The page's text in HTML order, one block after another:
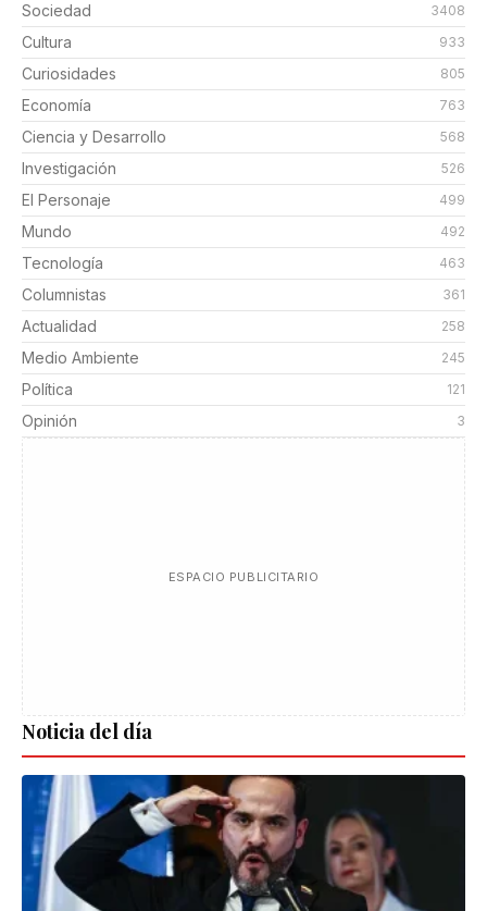
Sociedad 3408
Cultura 933
Curiosidades 805
Economía 763
Ciencia y Desarrollo 568
Investigación 526
El Personaje 499
Mundo 492
Tecnología 463
Columnistas 361
Actualidad 258
Medio Ambiente 245
Política 121
Opinión 3
ESPACIO PUBLICITARIO
Noticia del día